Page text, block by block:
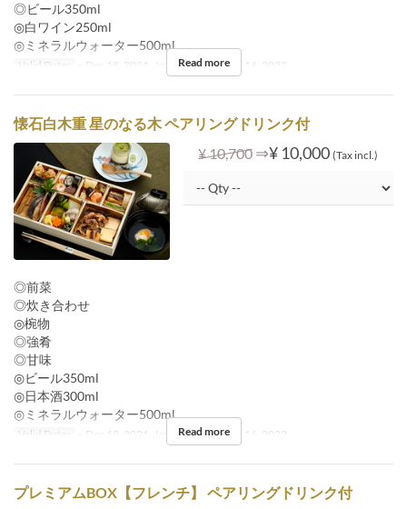
◎ビール350ml
◎白ワイン250ml
◎ミネラルウォーター500ml
Valid Dates ~ Dec 18, 2021, Jan 05, 2022 ~ Oct 16, 2022
Read more
懐石白木重 星のなる木 ペアリングドリンク付
¥ 10,700 ⇒¥ 10,000 (Tax incl.)
◎前菜
◎炊き合わせ
◎椀物
◎強肴
◎甘味
◎ビール350ml
◎日本酒300ml
◎ミネラルウォーター500ml
Valid Dates ~ Dec 18, 2021, Jan 05, 2022 ~ Oct 16, 2022
Read more
プレミアムBOX【フレンチ】 ペアリングドリンク付